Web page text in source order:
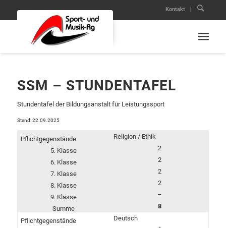
Kontakt
SSM – STUNDENTAFEL
Stundentafel der Bildungsanstalt für Leistungssport
Stand: 22.09.2025
Religion / Ethik
2
2
2
2
–
8
Deutsch